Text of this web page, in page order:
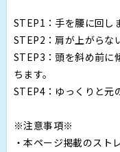
STEP1：手を腰に回し
STEP2：肩が上がらな
STEP3：頭を斜め前に
ちます。
STEP4：ゆっくりと元
※注意事項※
・本ページ掲載のスト